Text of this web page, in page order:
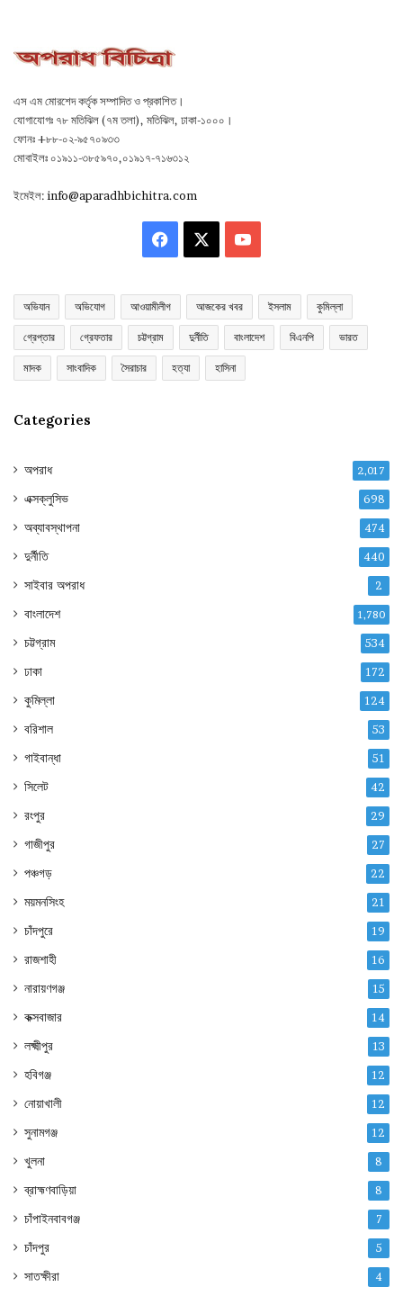
এস এম মোরশেদ কর্তৃক সম্পাদিত ও প্রকাশিত।
যোগাযোগঃ ৭৮ মতিঝিল (৭ম তলা), মতিঝিল, ঢাকা-১০০০।
ফোনঃ +৮৮-০২-৯৫৭০৯৩৩
মোবাইলঃ ০১৯১১-৩৮৫৯৭০,০১৯১৭-৭১৬৩১২
ইমেইল:info@aparadhbichitra.com
Facebook YouTube
অভিযান অভিযোগ আওয়ামীলীগ আজকের খবর ইসলাম কুমিল্লা
গ্রেপ্তার গ্রেফতার চট্টগ্রাম দুর্নীতি বাংলাদেশ বিএনপি ভারত
মাদক সাংবাদিক সৈরাচার হত্যা হাসিনা
Categories
অপরাধ 2,017
এক্সক্লুসিভ 698
অব্যাবস্থাপনা 474
দুর্নীতি 440
সাইবার অপরাধ 2
বাংলাদেশ 1,780
চট্টগ্রাম 534
ঢাকা 172
কুমিল্লা 124
বরিশাল 53
গাইবান্ধা 51
সিলেট 42
রংপুর 29
গাজীপুর 27
পঞ্চগড় 22
ময়মনসিংহ 21
চাঁদপুরে 19
রাজশাহী 16
নারায়ণগঞ্জ 15
কক্সবাজার 14
লক্ষ্মীপুর 13
হবিগঞ্জ 12
নোয়াখালী 12
সুনামগঞ্জ 12
খুলনা 8
ব্রাহ্মণবাড়িয়া 8
চাঁপাইনবাবগঞ্জ 7
চাঁদপুর 5
সাতক্ষীরা 4